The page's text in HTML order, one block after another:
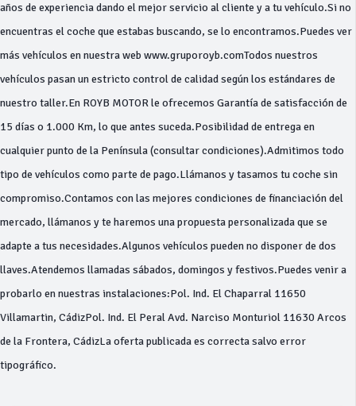
años de experiencia dando el mejor servicio al cliente y a tu vehículo.Si no
encuentras el coche que estabas buscando, se lo encontramos.Puedes ver
más vehículos en nuestra web www.gruporoyb.comTodos nuestros
vehículos pasan un estricto control de calidad según los estándares de
nuestro taller.En ROYB MOTOR le ofrecemos Garantía de satisfacción de
15 días o 1.000 Km, lo que antes suceda.Posibilidad de entrega en
cualquier punto de la Península (consultar condiciones).Admitimos todo
tipo de vehículos como parte de pago.Llámanos y tasamos tu coche sin
compromiso.Contamos con las mejores condiciones de financiación del
mercado, llámanos y te haremos una propuesta personalizada que se
adapte a tus necesidades.Algunos vehículos pueden no disponer de dos
llaves.Atendemos llamadas sábados, domingos y festivos.Puedes venir a
probarlo en nuestras instalaciones:Pol. Ind. El Chaparral 11650
Villamartin, CádizPol. Ind. El Peral Avd. Narciso Monturiol 11630 Arcos
de la Frontera, CádizLa oferta publicada es correcta salvo error
tipográfico.